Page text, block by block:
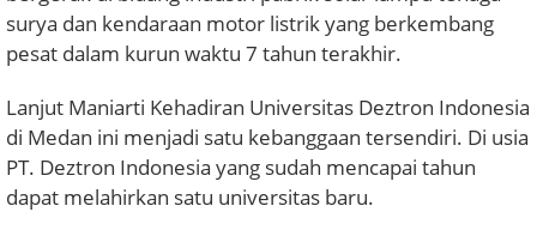
surya dan kendaraan motor listrik yang berkembang
pesat dalam kurun waktu 7 tahun terakhir.
Lanjut Maniarti Kehadiran Universitas Deztron Indonesia
di Medan ini menjadi satu kebanggaan tersendiri. Di usia
PT. Deztron Indonesia yang sudah mencapai tahun
dapat melahirkan satu universitas baru.